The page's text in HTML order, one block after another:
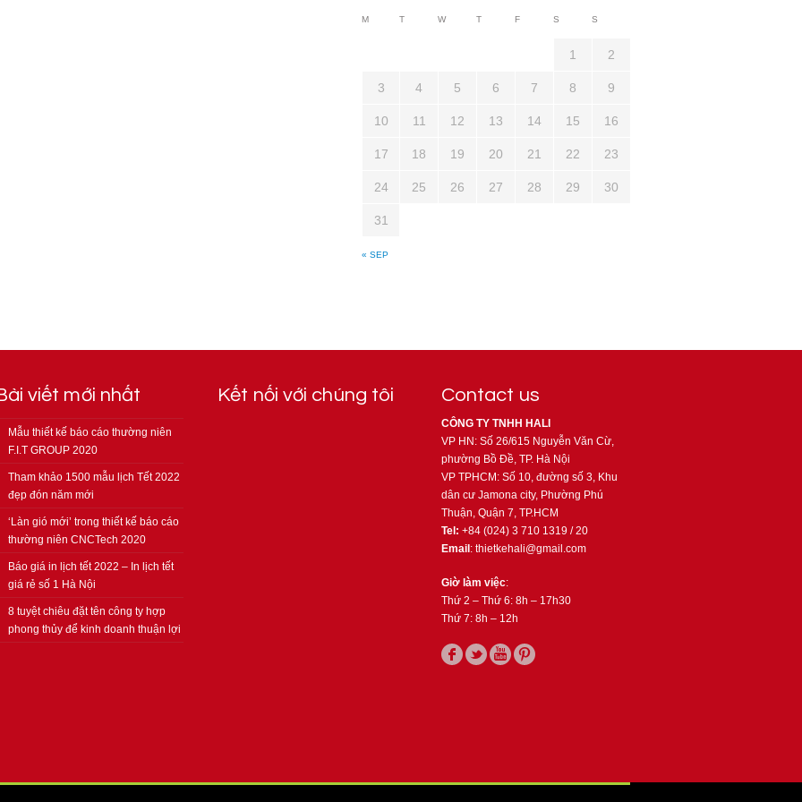
M T W T F S S
« SEP
1 2
3 4 5 6 7 8 9
10 11 12 13 14 15 16
17 18 19 20 21 22 23
24 25 26 27 28 29 30
31
viết mới nhất
Mẫu thiết kế báo cáo thường niên
F.I.T GROUP 2020
Tham khảo 1500 mẫu lịch Tết 2022
đẹp đón năm mới
‘Làn gió mới’ trong thiết kế báo cáo
thường niên CNCTech 2020
Báo giá in lịch tết 2022 – In lịch tết
giá rẻ số 1 Hà Nội
8 tuyệt chiêu đặt tên công ty hợp
phong thủy để kinh doanh thuận lợi
Kết nối với chúng tôi Contact us
CÔNG TY TNHH HALI
VP HN: Số 26/615 Nguyễn Văn Cừ,
phường Bồ Đề, TP. Hà Nội
VP TPHCM: Số 10, đường số 3, Khu
dân cư Jamona city, Phường Phú
Thuận, Quận 7, TP.HCM
Tel: +84 (024) 3 710 1319 / 20
Email : thietkehali@gmail.com
Giờ làm việc:
Thứ 2 – Thứ 6: 8h – 17h30
Thứ 7: 8h – 12h